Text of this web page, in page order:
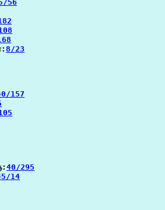
56
8/23
157
40/295
14